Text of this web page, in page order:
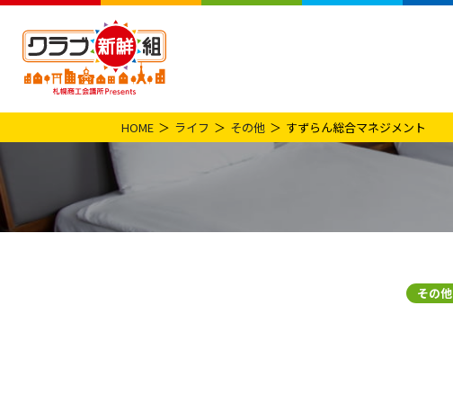
HOME ライフ その他 すずらん総合マネジメント
その他